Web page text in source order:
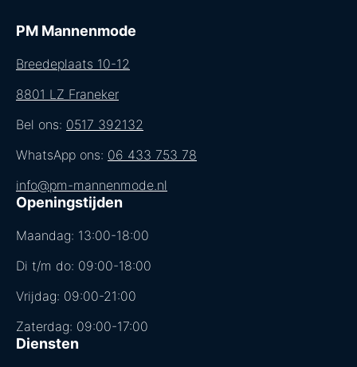
PM Mannenmode
Breedeplaats 10-12
8801 LZ Franeker
Bel ons: 0517 392132
WhatsApp ons: 06 433 753 78
info@pm-mannenmode.nl
Openingstijden
Maandag: 13:00-18:00
Di t/m do: 09:00-18:00
Vrijdag: 09:00-21:00
Zaterdag: 09:00-17:00
Diensten